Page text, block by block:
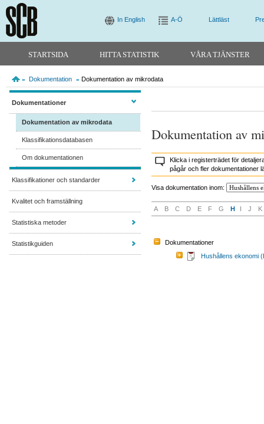
In English A-Ö Lättläst
STARTSIDA HITTA STATISTIK VÅRA TJÄNSTER
» Dokumentation » Dokumentation av mikrodata
Dokumentationer
Dokumentation av mikrodata
Klassifikationsdatabasen
Om dokumentationen
Klassifikationer och standarder
Kvalitet och framställning
Statistiska metoder
Statistikguiden
Dokumentation av
Klicka i registerträdet för
pågår och fler dokumentationer
Visa dokumentation inom:
A B C D E F G H I J K
Dokumentationer
Hushållens ekonomi